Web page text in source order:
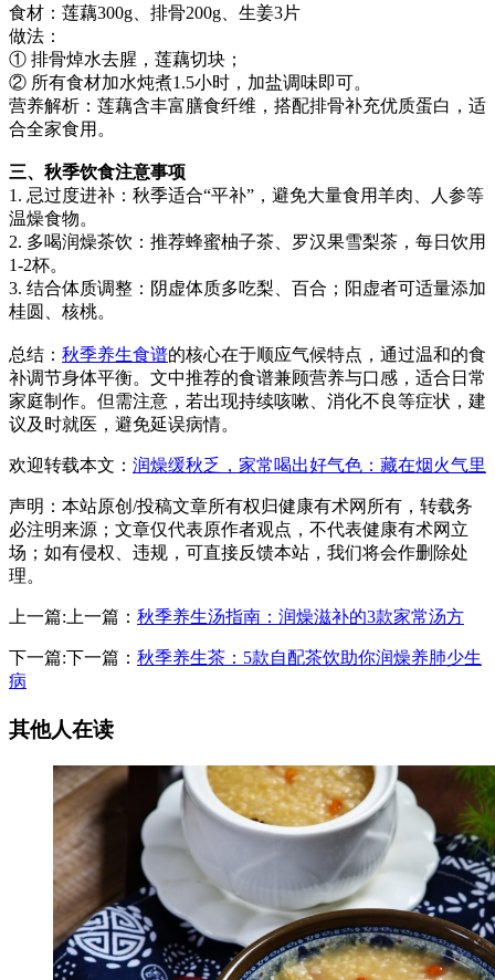
食材：莲藕300g、排骨200g、生姜3片
做法：
① 排骨焯水去腥，莲藕切块；
② 所有食材加水炖煮1.5小时，加盐调味即可。
营养解析：莲藕含丰富膳食纤维，搭配排骨补充优质蛋白，适
合全家食用。
三、秋季饮食注意事项
1. 忌过度进补：秋季适合“平补”，避免大量食用羊肉、人参等
温燥食物。
2. 多喝润燥茶饮：推荐蜂蜜柚子茶、罗汉果雪梨茶，每日饮用
1-2杯。
3. 结合体质调整：阴虚体质多吃梨、百合；阳虚者可适量添加
桂圆、核桃。
总结： 秋季养生食谱的核心在于顺应气候特点，通过温和的食
补调节身体平衡。文中推荐的食谱兼顾营养与口感，适合日常
家庭制作。但需注意，若出现持续咳嗽、消化不良等症状，建
议及时就医，避免延误病情。
欢迎转载本文： 润燥缓秋乏，家常喝出好气色：藏在烟火气里
声明：本站原创/投稿文章所有权归健康有术网所有，转载务
必注明来源；文章仅代表原作者观点，不代表健康有术网立
场；如有侵权、违规，可直接反馈本站，我们将会作删除处
理。
上一篇:上一篇： 秋季养生汤指南：润燥滋补的3款家常汤方
下一篇:下一篇： 秋季养生茶：5款自配茶饮助你润燥养肺少生
病
其他人在读